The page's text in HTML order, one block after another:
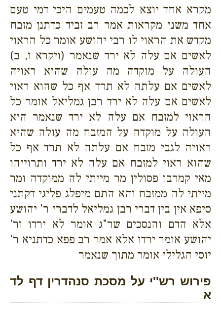
מקרא אחד יוצא לכמה טעמים היכי דמי טעם
אחד משני מקראות אמר רב זביד כדתנן מזבח
מקדש את הראוי לו רבי יהושע אומר כל הראוי
לאשים אם עלה לא ירד שנאמר (ויקרא ו, ב)
העולה על מוקדה מה עולה שהיא ראויה
לאשים אם עלתה לא תרד אף כל שהוא ראוי
לאשים אם עלה לא ירד רבן גמליאל אומר כל
הראוי למזבח אם עלה לא ירד שנאמר היא
העולה על מוקדה על המזבח מה עולה שהיא
ראויה לגבי מזבח אם עלתה לא תרד אף כל
שהוא ראוי למזבח אם עלה לא ירד ותרוייהו
מאי קמרבו פסולין מר מייתי לה ממוקדה ומר
מייתי לה ממזבח והא התם מיפלג פליגי דקתני
סיפא אין בין דברי רבן גמליאל לדברי ר' יהושע
אלא הדם והנסכים שר"ג אומר לא ירדו ור'
יהושע אומר ירדו אלא אמר רב פפא כדתניא ר'
יוסי הגלילי אומר מתוך שנאמר
פירוש רש''י על מסכת סנהדרין דף לד
א